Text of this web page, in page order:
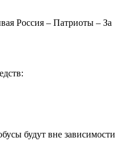
Россия – Патриоты – За
будут вне зависимости